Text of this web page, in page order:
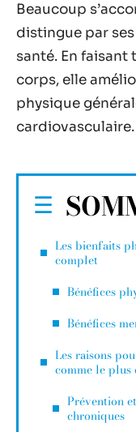
Beaucoup
distingue par
santé. En faisant
corps, elle
physique
cardiovasculaire.
Les bienfaits
complet
Bénéfices
Bénéfices
Les raisons
comme le plus
Prévention
chroniques